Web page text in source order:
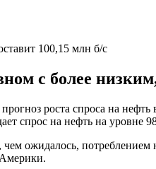
100,15 млн б/с
с более
роста спроса на
спрос на нефть на уровне
ожидалось,